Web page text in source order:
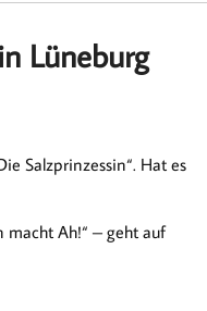
Lüneburg
Salzprinzessin“. Hat es
macht Ah!“ – geht auf